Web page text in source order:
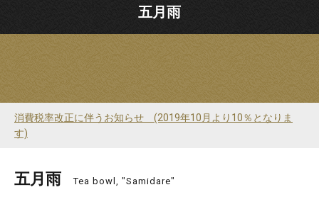
五月雨
消費税率改正に伴うお知らせ (2019年10月より10％となりま
す)
五月雨 Tea bowl, "Samidare"